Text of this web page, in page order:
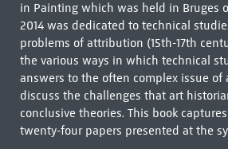
in Painting which was held in Bruges
2014 was dedicated to technical
problems of attribution (15th-17th
the various ways in which technical
answers to the often complex issue
discuss the challenges that art
conclusive theories. This book
twenty-four papers presented at the